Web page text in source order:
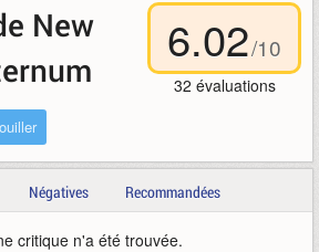
6.02/10
32 évaluations
New
Négatives Recommandées
critique n'a été trouvée.